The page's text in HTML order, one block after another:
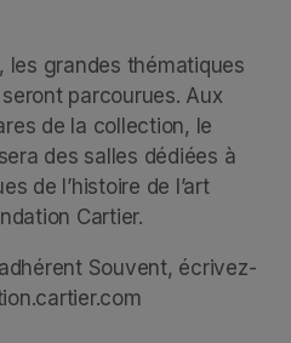
les grandes thématiques
parcourues. Aux
de la collection, le
des salles dédiées à
de l’histoire de l’art
Cartier.
Souvent, écrivez-